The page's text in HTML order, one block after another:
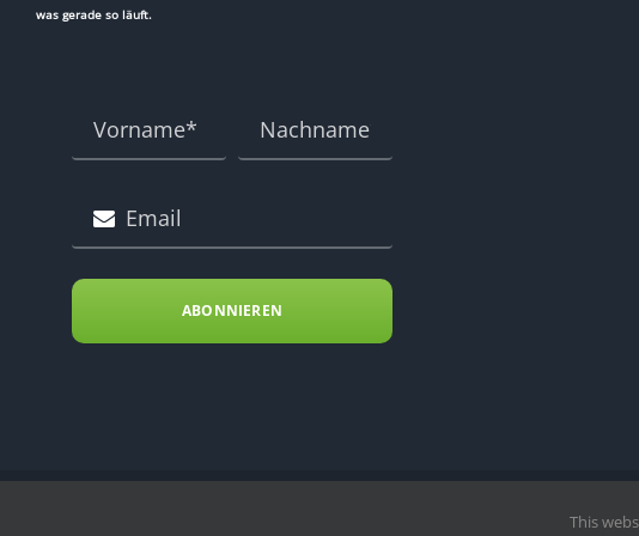
was gerade so läuft.
ABONNIEREN
DATENSCHUTZ
This